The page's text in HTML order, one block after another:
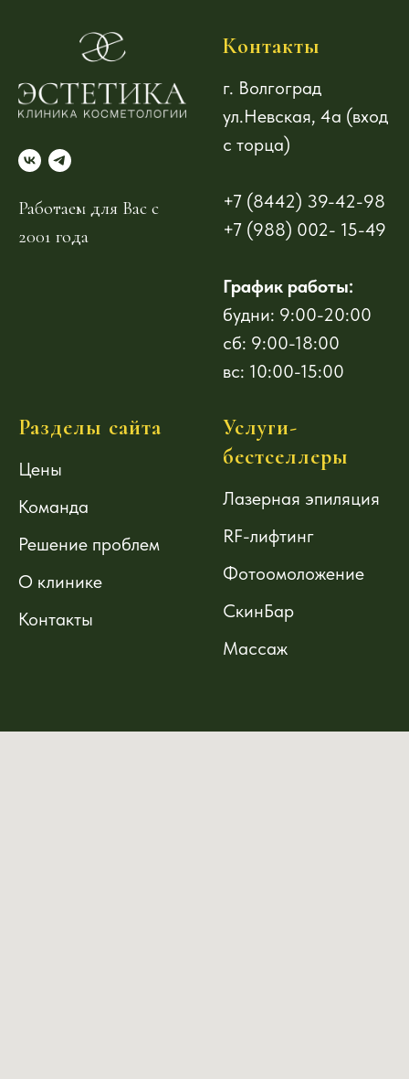
Работаем для Вас с
2001 года
Контакты
г. Волгоград
ул.Невская, 4а (вход
с торца)
+7 (8442) 39-42-98
+7 (988) 002- 15-49
График работы:
будни: 9:00-20:00
сб: 9:00-18:00
вс: 10:00-15:00
Разделы сайта
Цены
Команда
Решение проблем
О клинике
Контакты
Услуги-
бестселлеры
Лазерная эпиляция
RF-лифтинг
Фотоомоложение
СкинБар
Массаж